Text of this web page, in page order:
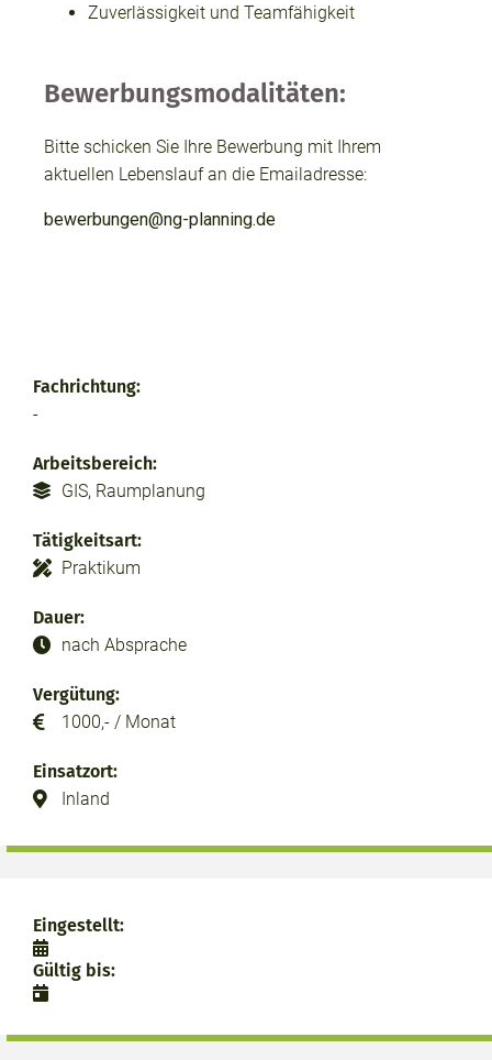
Zuverlässigkeit und Teamfähigkeit
Bewerbungsmodalitäten:
Bitte schicken Sie Ihre Bewerbung mit Ihrem
aktuellen Lebenslauf an die Emailadresse:
bewerbungen@ng-planning.de
Fachrichtung:
-
Arbeitsbereich:
GIS, Raumplanung
Tätigkeitsart:
Praktikum
Dauer:
nach Absprache
Vergütung:
1000,- / Monat
Einsatzort:
Inland
Eingestellt:
Gültig bis: